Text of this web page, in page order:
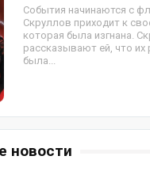
События начинаются с
Скруллов приходит к
которая была изгнана.
рассказывают ей, что их
была...
новости